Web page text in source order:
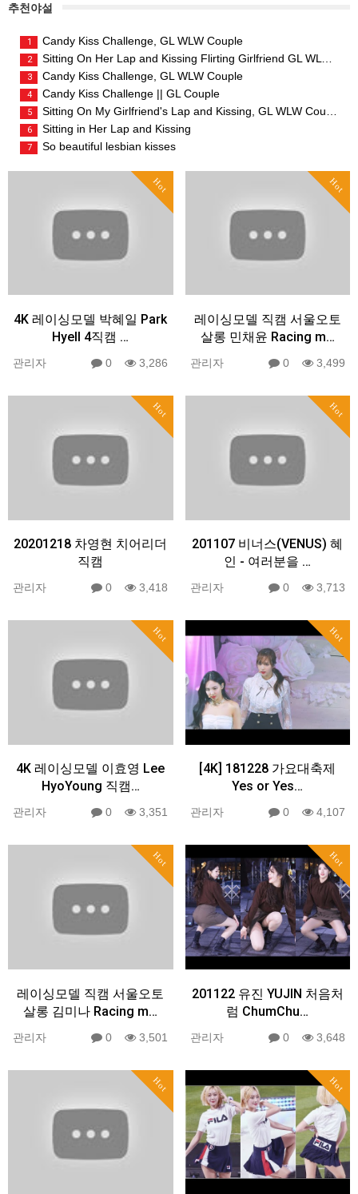
추천야설
1 Candy Kiss Challenge, GL WLW Couple
2 Sitting On Her Lap and Kissing Flirting Girlfriend GL WLW Couple
3 Candy Kiss Challenge, GL WLW Couple
4 Candy Kiss Challenge || GL Couple
5 Sitting On My Girlfriend's Lap and Kissing, GL WLW Couple
6 Sitting in Her Lap and Kissing
7 So beautiful lesbian kisses
Hot
4K 레이싱모델 박혜일 Park
HyeIl 4직캠 …
관리자 0 3,286
Hot
레이싱모델 직캠 서울오토
살롱 민채윤 Racing m…
관리자 0 3,499
Hot
20201218 차영현 치어리더
직캠
관리자 0 3,418
Hot
201107 비너스(VENUS) 혜
인 - 여러분을 …
관리자 0 3,713
Hot
4K 레이싱모델 이효영 Lee
HyoYoung 직캠…
관리자 0 3,351
Hot
[4K] 181228 가요대축제
Yes or Yes…
관리자 0 4,107
Hot
레이싱모델 직캠 서울오토
살롱 김미나 Racing m…
관리자 0 3,501
Hot
201122 유진 YUJIN 처음처
럼 ChumChu…
관리자 0 3,648
Hot Hot